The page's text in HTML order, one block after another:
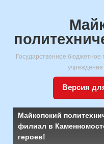
Государственное
учреждение
Версия
Майкопский
филиал в
героев!